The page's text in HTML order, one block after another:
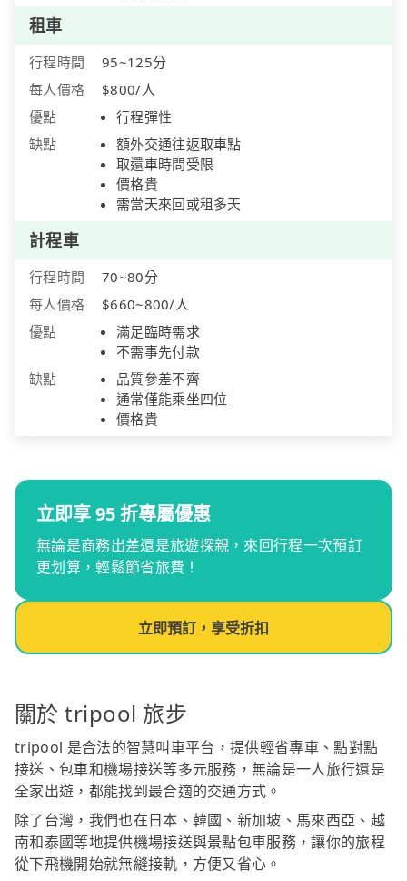
租車
行程時間
95~125分
每人價格
$800/人
優點
行程彈性
缺點
額外交通往返取車點
取還車時間受限
價格貴
需當天來回或租多天
計程車
行程時間
70~80分
每人價格
$660~800/人
優點
滿足臨時需求
不需事先付款
缺點
品質參差不齊
通常僅能乘坐四位
價格貴
立即享 95 折專屬優惠
無論是商務出差還是旅遊探親，來回行程一次預訂
更划算，輕鬆節省旅費！
立即預訂，享受折扣
關於 tripool 旅步
tripool 是合法的智慧叫車平台，提供輕省專車、點對點
接送、包車和機場接送等多元服務，無論是一人旅行還是
全家出遊，都能找到最合適的交通方式。
除了台灣，我們也在日本、韓國、新加坡、馬來西亞、越
南和泰國等地提供機場接送與景點包車服務，讓你的旅程
從下飛機開始就無縫接軌，方便又省心。